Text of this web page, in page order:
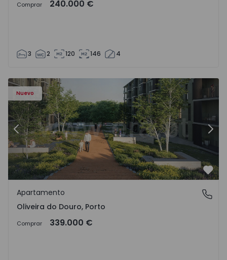
Comprar 240.000 €
3 2 120 146 4
Nuevo
1575522 - 8
Apartamento T2 Vila Nova de Gaia, Oliveira do Douro -
Anterior
Oliveira do Douro, Porto
Apartamento
Oliveira do Douro, Porto
Comprar 339.000 €